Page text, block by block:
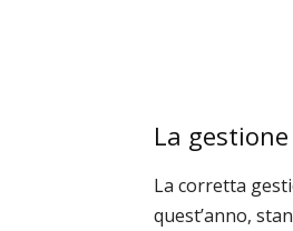
La
La corretta
quest’anno,